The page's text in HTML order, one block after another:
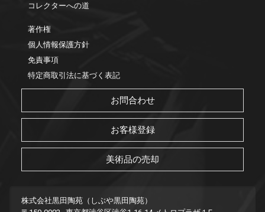
コレクターへの道
著作権
個人情報保護方針
免責事項
特定商取引法に基づく表記
お問合わせ
お客様登録
美術品の売却
株式会社黒田陶苑（しぶや黒田陶苑）